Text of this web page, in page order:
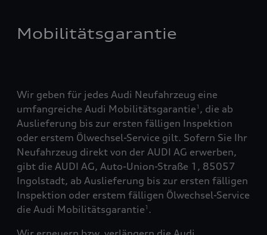
Mobilitätsgarantie
Wir geben für jedes Audi Neufahrzeug eine
umfangreiche Audi Mobilitätsgarantie1 , die ab
Auslieferung bis zur ersten fälligen Inspektion
oder erstem Ölwechsel-Service gilt. Sofern Sie Ihr
Neufahrzeug direkt von der AUDI AG erwerben,
gibt die AUDI AG, Auto-Union-Straße 1, 85057
Ingolstadt, ab Auslieferung bis zur ersten fälligen
Inspektion oder erstem fälligen Ölwechsel-Service
die Audi Mobilitätsgarantie1 .